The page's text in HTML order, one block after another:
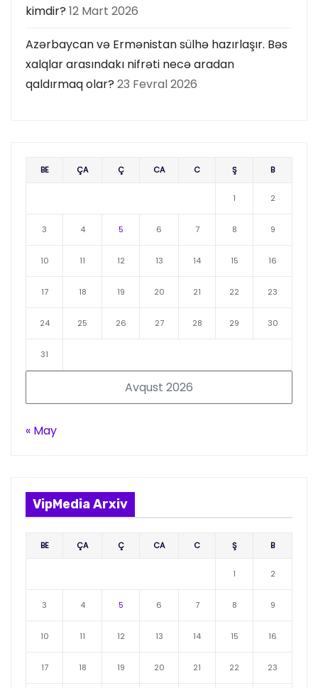
kimdir? 12 Mart 2026
Azərbaycan və Ermənistan sülhə hazırlaşır. Bəs
xalqlar arasındakı nifrəti necə aradan
qaldırmaq olar? 23 Fevral 2026
Avqust 2026
BE ÇA Ç CA C Ş B
1 2
3 4 5 6 7 8 9
10 11 12 13 14 15 16
17 18 19 20 21 22 23
24 25 26 27 28 29 30
31
« May
VipMedia Arxiv
BE ÇA Ç CA C Ş B
1 2
3 4 5 6 7 8 9
10 11 12 13 14 15 16
17 18 19 20 21 22 23